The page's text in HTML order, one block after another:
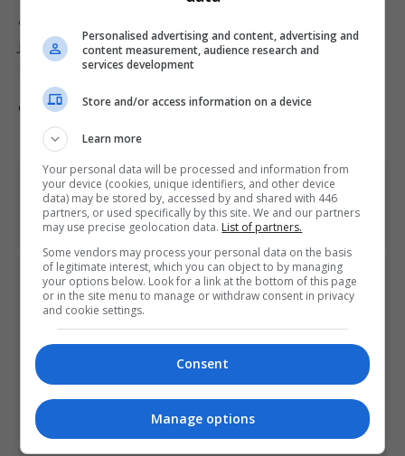
Arkham Knight (2015). Com exceção de Origins, os
jogos foram desenvolvidos pela Rocksteady
Comente esta notícia no Fórum Outer Space
Share This
PREVIOUS ARTICLE
Codemasters compra desenvolvedor da série Project
NEXT ARTICLE
Nova imagem do kit de desenvolvimento do PS5 vaza na
Personalised advertising and content, advertising and
content measurement, audience research and
services development
Store and/or access information on a device
Learn more
Your personal data will be processed and information from
your device (cookies, unique identifiers, and other device
data) may be stored by, accessed by and shared with 446
partners, or used specifically by this site. We and our partners
may use precise geolocation data. List of partners.
Some vendors may process your personal data on the basis
of legitimate interest, which you can object to by managing
your options below. Look for a link at the bottom of this page
or in the site menu to manage or withdraw consent in privacy
and cookie settings.
Consent
Manage options